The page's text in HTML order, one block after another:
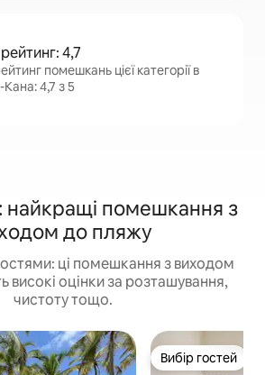
4,7
помешкань цієї категорії в
Кана: 4,7 з 5
найкращі помешкання з
до пляжу
ці помешкання з виходом
оцінки за розташування,
чистоту тощо.
Вибір гостей
Вибір гостей